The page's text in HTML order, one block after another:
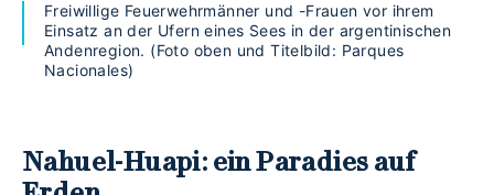
Freiwillige Feuerwehrmänner und -Frauen vor ihrem
Einsatz an der Ufern eines Sees in der argentinischen
Andenregion. (Foto oben und Titelbild: Parques
Nacionales)
Nahuel-Huapi: ein Paradies auf